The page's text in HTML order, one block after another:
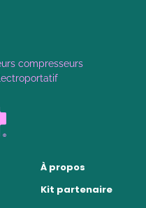
compresseurs
À propos
Kit partenaire